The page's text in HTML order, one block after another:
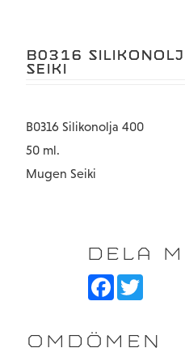
B0316
SEIKI
B0316 Silikonolja 400
50 ml.
Mugen Seiki
DELA
F
b
T
t
OMDÖMEN